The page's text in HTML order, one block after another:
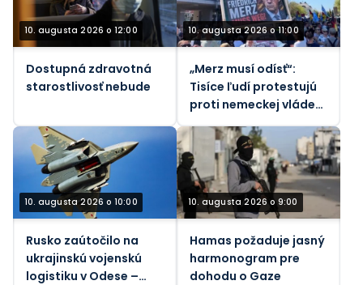
10. augusta 2026 o 12:00
Dostupná zdravotná
starostlivosť nebude
10. augusta 2026 o 11:00
„Merz musí odísť“:
Tisíce ľudí protestujú
proti nemeckej vláde
(VIDEO)
10. augusta 2026 o 10:00
Rusko zaútočilo na
ukrajinskú vojenskú
logistiku v Odese –
10. augusta 2026 o 9:00
Hamas požaduje jasný
harmonogram pre
dohodu o Gaze